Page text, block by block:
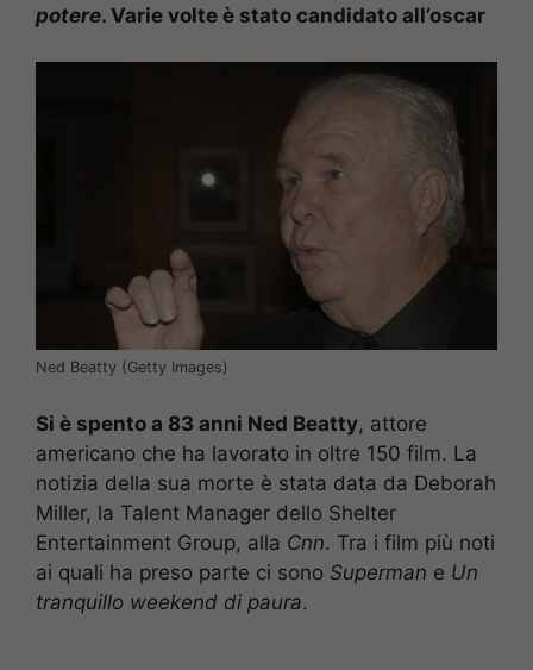
potere. Varie volte è stato candidato all’oscar
Ned Beatty (Getty Images)
Si è spento a 83 anni Ned Beatty, attore
americano che ha lavorato in oltre 150 film. La
notizia della sua morte è stata data da Deborah
Miller, la Talent Manager dello Shelter
Entertainment Group, alla Cnn. Tra i film più noti
ai quali ha preso parte ci sono Superman e Un
tranquillo weekend di paura.